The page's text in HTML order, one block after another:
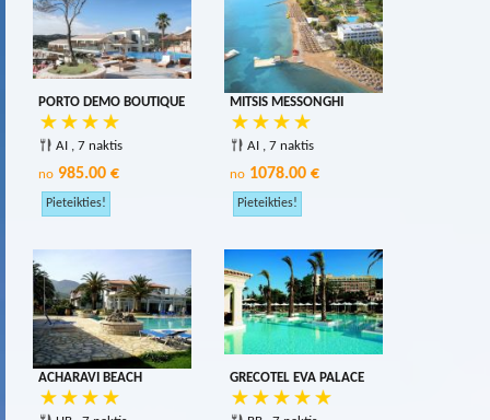
PORTO DEMO BOUTIQUE
AI , 7 naktis
no 985.00 €
MITSIS MESSONGHI
AI , 7 naktis
no 1078.00 €
ACHARAVI BEACH GRECOTEL EVA PALACE